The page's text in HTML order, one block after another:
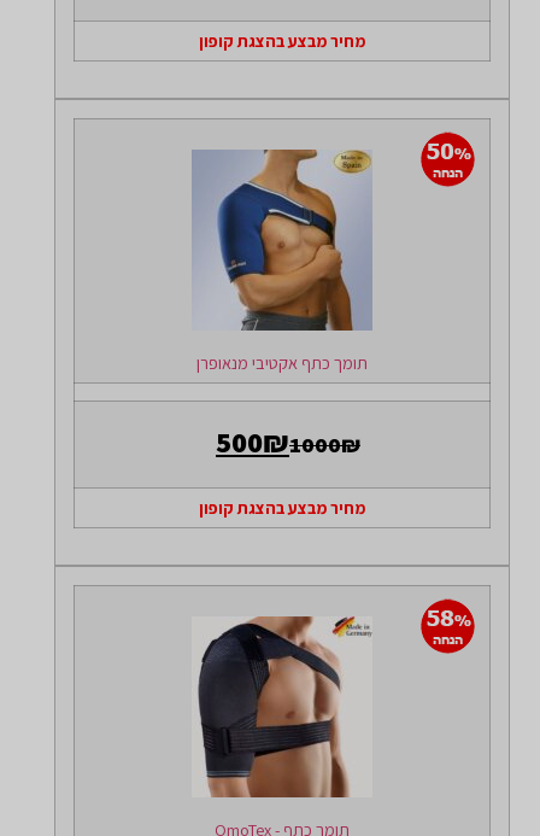
מחיר מבצע בהצגת קופון
תומך כתף אקטיבי מנאופרן
500₪1000₪
מחיר מבצע בהצגת קופון
תומך כתף - OmoTex